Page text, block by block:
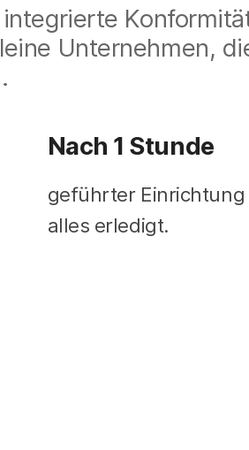
Unternehmen,
Nach 1 Stunde
geführter Einrichtung
alles erledigt.